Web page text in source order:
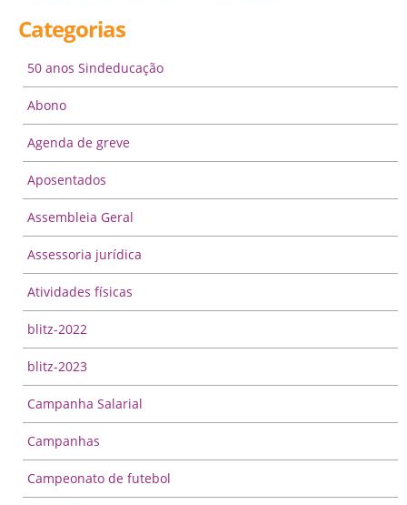
Categorias
50 anos Sindeducação
Abono
Agenda de greve
Aposentados
Assembleia Geral
Assessoria jurídica
Atividades físicas
blitz-2022
blitz-2023
Campanha Salarial
Campanhas
Campeonato de futebol